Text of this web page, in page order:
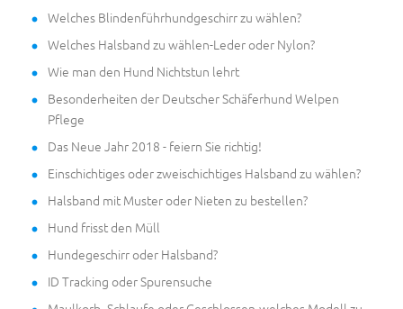
Welches Blindenführhundgeschirr zu wählen?
Welches Halsband zu wählen-Leder oder Nylon?
Wie man den Hund Nichtstun lehrt
Besonderheiten der Deutscher Schäferhund Welpen
Pflege
Das Neue Jahr 2018 - feiern Sie richtig!
Einschichtiges oder zweischichtiges Halsband zu wählen?
Halsband mit Muster oder Nieten zu bestellen?
Hund frisst den Müll
Hundegeschirr oder Halsband?
ID Tracking oder Spurensuche